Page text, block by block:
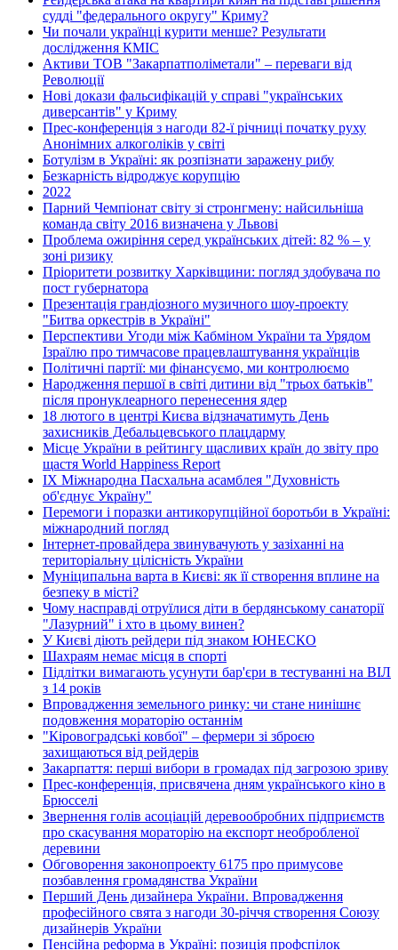
судді "федерального округу" Криму?
Чи почали українці курити менше? Результати
дослідження КМІС
Активи ТОВ "Закарпатполіметали" – переваги від
Революції
Нові докази фальсифікацій у справі "українських
диверсантів" у Криму
Прес-конференція з нагоди 82-ї річниці початку руху
Анонімних алкоголіків у світі
Ботулізм в Україні: як розпізнати заражену рибу
Безкарність відроджує корупцію
2022
Парний Чемпіонат світу зі стронгмену: найсильніша
команда світу 2016 визначена у Львові
Проблема ожиріння серед українських дітей: 82 % – у
зоні ризику
Пріоритети розвитку Харківщини: погляд здобувача по
пост губернатора
Презентація грандіозного музичного шоу-проекту
"Битва оркестрів в Україні"
Перспективи Угоди між Кабміном України та Урядом
Ізраїлю про тимчасове працевлаштування українців
Політичні партії: ми фінансуємо, ми контролюємо
Народження першої в світі дитини від "трьох батьків"
після пронуклеарного перенесення ядер
18 лютого в центрі Києва відзначатимуть День
захисників Дебальцевського плацдарму
Місце України в рейтингу щасливих країн до звіту про
щастя World Happiness Report
ІХ Міжнародна Пасхальна асамблея "Духовність
об'єднує Україну"
Перемоги і поразки антикорупційної боротьби в Україні:
міжнародний погляд
Інтернет-провайдера звинувачують у зазіханні на
територіальну цілісність України
Муніципальна варта в Києві: як її створення вплине на
безпеку в місті?
Чому насправді отруїлися діти в бердянському санаторії
"Лазурний" і хто в цьому винен?
У Києві діють рейдери під знаком ЮНЕСКО
Шахраям немає місця в спорті
Підлітки вимагають усунути бар'єри в тестуванні на ВІЛ
з 14 років
Впровадження земельного ринку: чи стане нинішнє
подовження мораторію останнім
"Кіровоградські ковбої" – фермери зі зброєю
захищаються від рейдерів
Закарпаття: перші вибори в громадах під загрозою зриву
Прес-конференція, присвячена дням українського кіно в
Брюсселі
Звернення голів асоціацій деревообробних підприємств
про скасування мораторію на експорт необробленої
деревини
Обговорення законопроекту 6175 про примусове
позбавлення громадянства України
Перший День дизайнера України. Впровадження
професійного свята з нагоди 30-річчя створення Союзу
дизайнерів України
Пенсійна реформа в Україні: позиція профспілок